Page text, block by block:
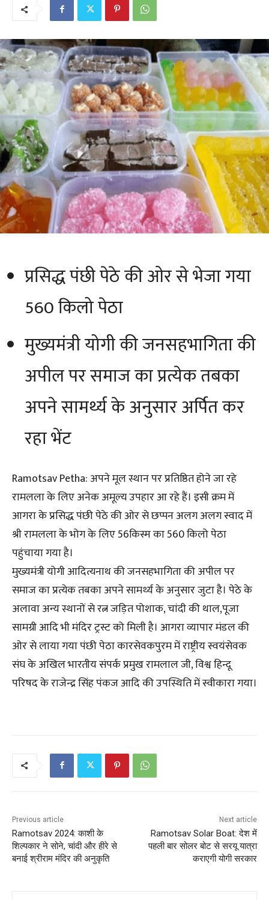
प्रसिद्ध पंछी पेठे की ओर से भेजा गया
560 किलो पेठा
मुख्यमंत्री योगी की जनसहभागिता की
अपील पर समाज का प्रत्येक तबका
अपने सामर्थ्य के अनुसार अर्पित कर
रहा भेंट
Ramotsav Petha: अपने मूल स्थान पर प्रतिष्ठित होने जा रहे
रामलला के लिए अनेक अमूल्य उपहार आ रहे हैं। इसी क्रम में
आगरा के प्रसिद्ध पंछी पेठे की ओर से छप्पन अलग अलग स्वाद में
श्री रामलला के भोग के लिए 56किस्म का 560 किलो पेठा
पहुंचाया गया है।
मुख्यमंत्री योगी आदित्यनाथ की जनसहभागिता की अपील पर
समाज का प्रत्येक तबका अपने सामर्थ्य के अनुसार जुटा है। पेठे के
अलावा अन्य स्थानों से रत्न जड़ित पोशाक, चांदी की थाल,पूजा
सामग्री आदि भी मंदिर ट्रस्ट को मिली है। आगरा व्यापार मंडल की
ओर से लाया गया पंछी पेठा कारसेवकपुरम में राष्ट्रीय स्वयंसेवक
संघ के अखिल भारतीय संपर्क प्रमुख रामलाल जी, विश्व हिन्दू
परिषद के राजेन्द्र सिंह पंकज आदि की उपस्थिति में स्वीकारा गया।
Previous article
Ramotsav 2024: काशी के
शिल्पकार ने सोने, चांदी और हीरे से
बनाई श्रीराम मंदिर की अनुकृति
Next article
Ramotsav Solar Boat: देश में
पहली बार सोलर बोट से सरयू यात्रा
कराएगी योगी सरकार